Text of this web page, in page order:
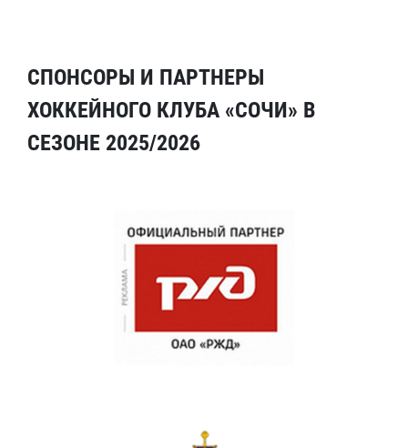
СПОНСОРЫ И ПАРТНЕРЫ
ХОККЕЙНОГО КЛУБА «СОЧИ» В
СЕЗОНЕ 2025/2026